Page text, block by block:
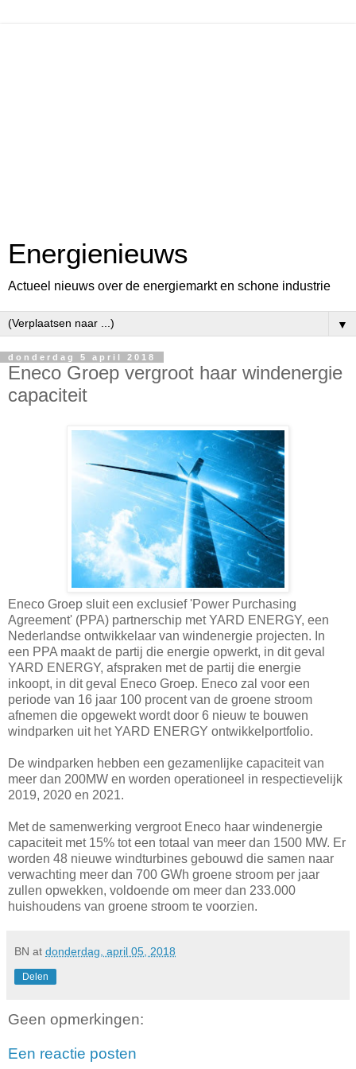
Energienieuws
Actueel nieuws over de energiemarkt en schone industrie
▼
donderdag 5 april 2018
Eneco Groep vergroot haar windenergie
capaciteit
Eneco Groep sluit een exclusief 'Power Purchasing
Agreement' (PPA) partnerschip met YARD ENERGY, een
Nederlandse ontwikkelaar van windenergie projecten. In
een PPA maakt de partij die energie opwerkt, in dit geval
YARD ENERGY, afspraken met de partij die energie
inkoopt, in dit geval Eneco Groep. Eneco zal voor een
periode van 16 jaar 100 procent van de groene stroom
afnemen die opgewekt wordt door 6 nieuw te bouwen
windparken uit het YARD ENERGY ontwikkelportfolio.
De windparken hebben een gezamenlijke capaciteit van
meer dan 200MW en worden operationeel in respectievelijk
2019, 2020 en 2021.
Met de samenwerking vergroot Eneco haar windenergie
capaciteit met 15% tot een totaal van meer dan 1500 MW. Er
worden 48 nieuwe windturbines gebouwd die samen naar
verwachting meer dan 700 GWh groene stroom per jaar
zullen opwekken, voldoende om meer dan 233.000
huishoudens van groene stroom te voorzien.
BN at donderdag, april 05, 2018
Delen
Geen opmerkingen:
Een reactie posten